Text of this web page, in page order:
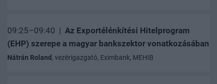
09:25–09:40 | Az Exportélénkítési Hitelprogram
(EHP) szerepe a magyar bankszektor vonatkozásában
Nátrán Roland , vezérigazgató, Eximbank, MEHIB